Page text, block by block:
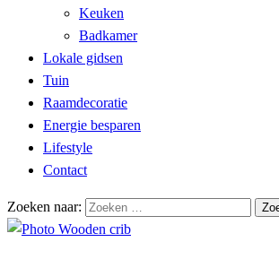
Keuken
Badkamer
Lokale gidsen
Tuin
Raamdecoratie
Energie besparen
Lifestyle
Contact
Zoeken naar: